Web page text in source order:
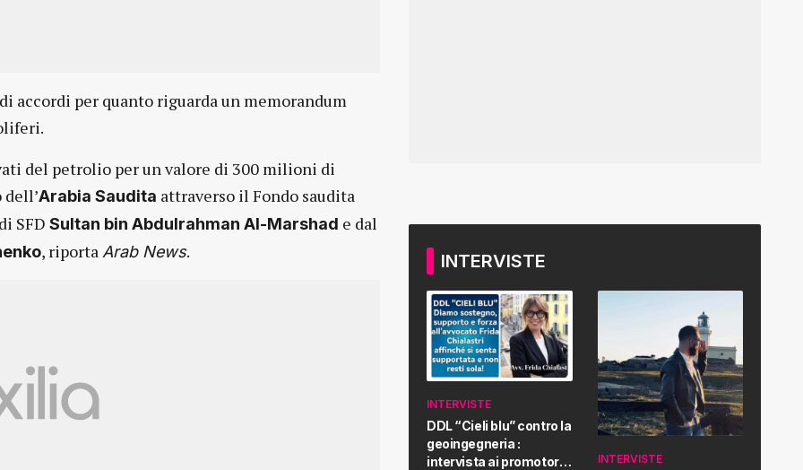
accordi per quanto riguarda un memorandum
​​del petrolio per un valore di 300 milioni di
Arabia Saudita attraverso il Fondo saudita
SFD Sultan bin Abdulrahman Al-Marshad e dal
, riporta Arab News. INTERVISTE
INTERVISTE
DDL “Cieli blu” contro la
geoingegneria :
intervista ai promotori
INTERVISTE